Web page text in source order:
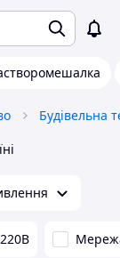
Будівельна